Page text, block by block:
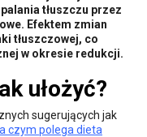
tłuszczu przez
Efektem zmian
tłuszczowej, co
w okresie redukcji.
ułożyć?
sugerujących jak
czym polega dieta